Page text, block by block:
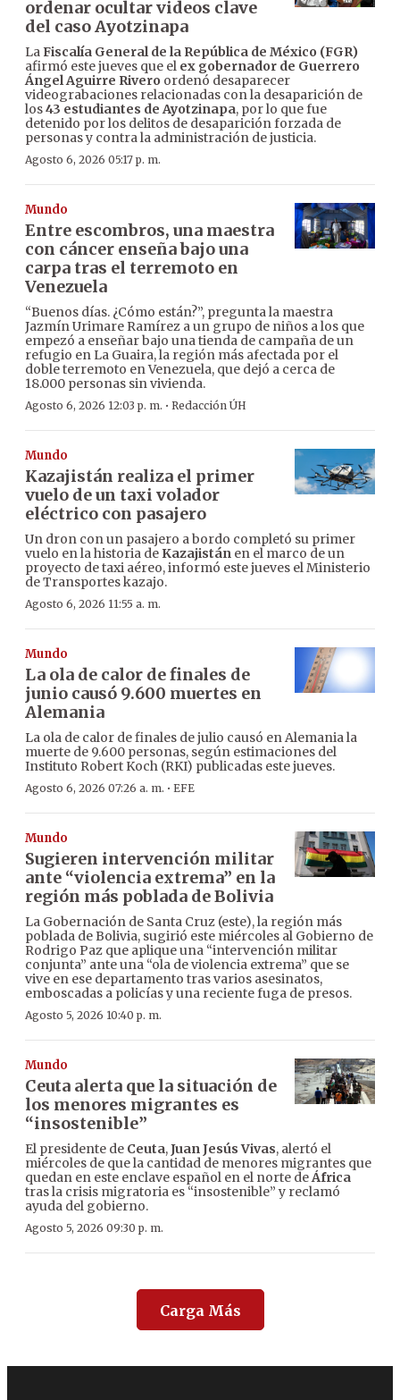
ordenar ocultar videos clave
del caso Ayotzinapa
LaFiscalía General de la República de México (FGR)
afirmó este jueves que el ex gobernador de Guerrero
Ángel Aguirre Rivero ordenó desaparecer
videograbaciones relacionadas con la desaparición de
los43 estudiantes de Ayotzinapa, por lo que fue
detenido por los delitos de desaparición forzada de
personas y contra la administración de justicia.
Agosto 6, 2026 05:17 p. m.
Mundo
Entre escombros, una maestra
con cáncer enseña bajo una
carpa tras el terremoto en
Venezuela
“Buenos días. ¿Cómo están?”, pregunta la maestra
Jazmín Urimare Ramírez a un grupo de niños a los que
empezó a enseñar bajo una tienda de campaña de un
refugio en La Guaira, la región más afectada por el
doble terremoto en Venezuela, que dejó a cerca de
18.000 personas sin vivienda.
Agosto 6, 2026 12:03 p. m. · Redacción ÚH
Mundo
Kazajistán realiza el primer
vuelo de un taxi volador
eléctrico con pasajero
Un dron con un pasajero a bordo completó su primer
vuelo en la historia de Kazajistán en el marco de un
proyecto de taxi aéreo, informó este jueves el Ministerio
de Transportes kazajo.
Agosto 6, 2026 11:55 a. m.
Mundo
La ola de calor de finales de
junio causó 9.600 muertes en
Alemania
La ola de calor de finales de julio causó en Alemania la
muerte de 9.600 personas, según estimaciones del
Instituto Robert Koch (RKI) publicadas este jueves.
Agosto 6, 2026 07:26 a. m. · EFE
Mundo
Sugieren intervención militar
ante “violencia extrema” en la
región más poblada de Bolivia
La Gobernación de Santa Cruz (este), la región más
poblada de Bolivia, sugirió este miércoles al Gobierno de
Rodrigo Paz que aplique una “intervención militar
conjunta” ante una “ola de violencia extrema” que se
vive en ese departamento tras varios asesinatos,
emboscadas a policías y una reciente fuga de presos.
Agosto 5, 2026 10:40 p. m.
Mundo
Ceuta alerta que la situación de
los menores migrantes es
“insostenible”
El presidente de Ceuta,Juan Jesús Vivas, alertó el
miércoles de que la cantidad de menores migrantes que
quedan en este enclave español en el norte deÁfrica
tras la crisis migratoria es “insostenible” y reclamó
ayuda del gobierno.
Agosto 5, 2026 09:30 p. m.
Carga Más